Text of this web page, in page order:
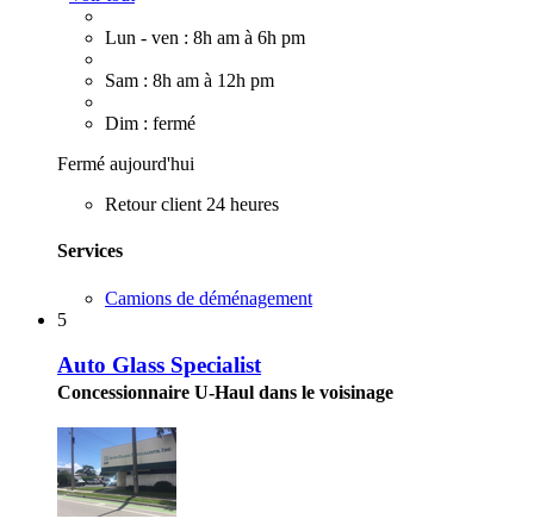
Lun - ven : 8h am à 6h pm
Sam : 8h am à 12h pm
Dim : fermé
Fermé aujourd'hui
Retour client 24 heures
Services
Camions de déménagement
5
Auto Glass Specialist
Concessionnaire U-Haul dans le voisinage